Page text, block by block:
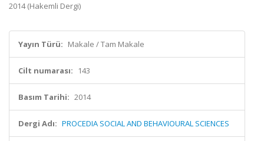
2014 (Hakemli Dergi)
Yayın Türü: Makale / Tam Makale
Cilt numarası: 143
Basım Tarihi: 2014
Dergi Adı: PROCEDIA SOCIAL AND BEHAVIOURAL SCIENCES